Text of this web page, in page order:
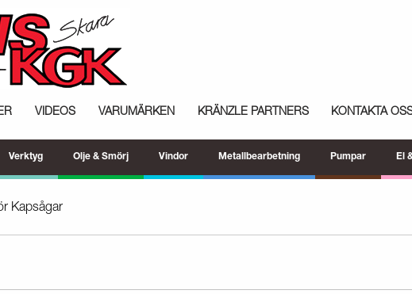
VIDEOS VARUMÄRKEN KRÄNZLE PARTNERS KONTAKTA
Verktyg Olje & Smörj Vindor Metallbearbetning Pumpar El
Kapsågar